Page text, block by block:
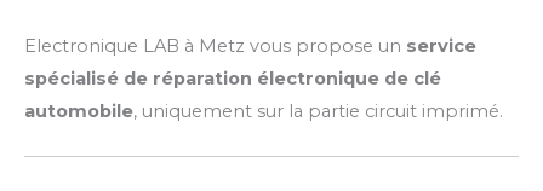
Electronique LAB à Metz vous propose un service
spécialisé de réparation électronique de clé
automobile, uniquement sur la partie circuit imprimé.